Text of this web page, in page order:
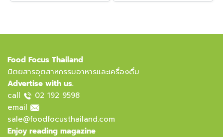
Food Focus Thailand
นิตยสารอุตสาหกรรมอาหารและเครื่องดื่ม
Advertise with us.
call
02 192 9598
email
sale@foodfocusthailand.com
Enjoy reading magazine